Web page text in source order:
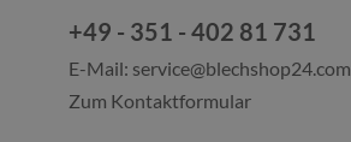
+49 - 351 - 402 81 731
E-Mail: service@blechshop24.com
Zum Kontaktformular